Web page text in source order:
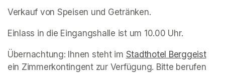
Verkauf von Speisen und Getränken.
Einlass in die Eingangshalle ist um 10.00 Uhr.
Übernachtung: Ihnen steht im Stadthotel Berggeist
ein Zimmerkontingent zur Verfügung. Bitte berufen